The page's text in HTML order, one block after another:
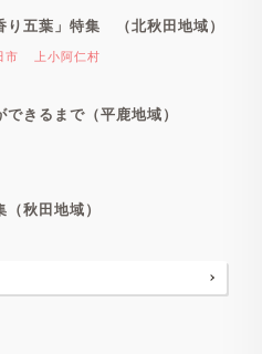
り五葉」特集 （北秋田地域）
市 上小阿仁村
できるまで（平鹿地域）
（秋田地域）